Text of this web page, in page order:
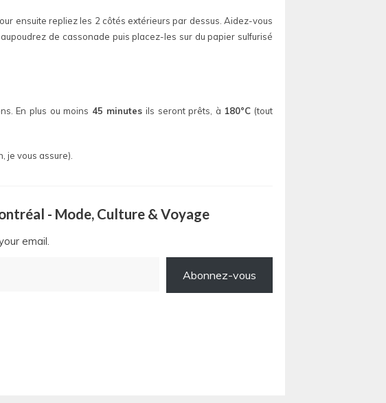
ensuite repliez les 2 côtés extérieurs par dessus. Aidez-vous
de cassonade puis placez-les sur du papier sulfurisé
En plus ou moins 45 minutes ils seront prêts, à 180°C (tout
je vous assure).
- Mode, Culture & Voyage
email.
Abonnez-vous